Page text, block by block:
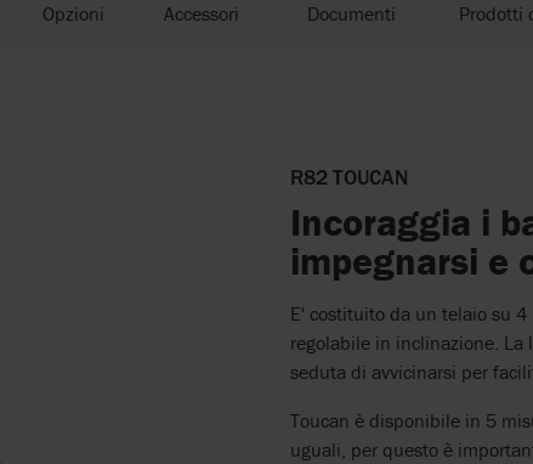
Opzioni Accessori Documenti Prodotti
R82 TOUCAN
Incoraggia i
impegnarsi e
E' costituito da un telaio su
regolabile in inclinazione. La
seduta di avvicinarsi per
Toucan è disponibile in 5
uguali, per questo è